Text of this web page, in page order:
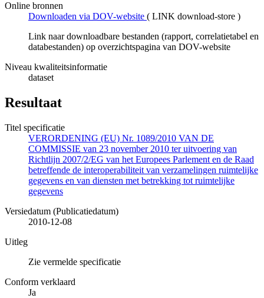
Online bronnen
Downloaden via DOV-website ( LINK download-store )
Link naar downloadbare bestanden (rapport, correlatietabel en
databestanden) op overzichtspagina van DOV-website
Niveau kwaliteitsinformatie
dataset
Resultaat
Titel specificatie
VERORDENING (EU) Nr. 1089/2010 VAN DE
COMMISSIE van 23 november 2010 ter uitvoering van
Richtlijn 2007/2/EG van het Europees Parlement en de Raad
betreffende de interoperabiliteit van verzamelingen ruimtelijke
gegevens en van diensten met betrekking tot ruimtelijke
gegevens
Versiedatum (Publicatiedatum)
2010-12-08
Uitleg
Zie vermelde specificatie
Conform verklaard
Ja